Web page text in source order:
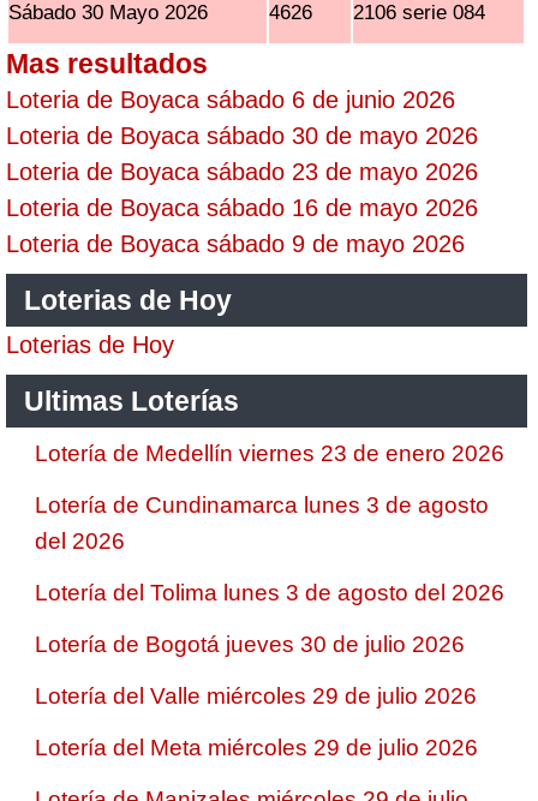
Sábado 30 Mayo 2026 4626 2106 serie 084
Mas resultados
Loteria de Boyaca sábado 6 de junio 2026
Loteria de Boyaca sábado 30 de mayo 2026
Loteria de Boyaca sábado 23 de mayo 2026
Loteria de Boyaca sábado 16 de mayo 2026
Loteria de Boyaca sábado 9 de mayo 2026
Loterias de Hoy
Loterias de Hoy
Ultimas Loterías
Lotería de Medellín viernes 23 de enero 2026
Lotería de Cundinamarca lunes 3 de agosto
del 2026
Lotería del Tolima lunes 3 de agosto del 2026
Lotería de Bogotá jueves 30 de julio 2026
Lotería del Valle miércoles 29 de julio 2026
Lotería del Meta miércoles 29 de julio 2026